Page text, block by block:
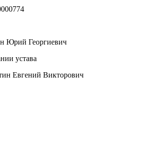
Юрий Георгиевич
устава
Евгений Викторович